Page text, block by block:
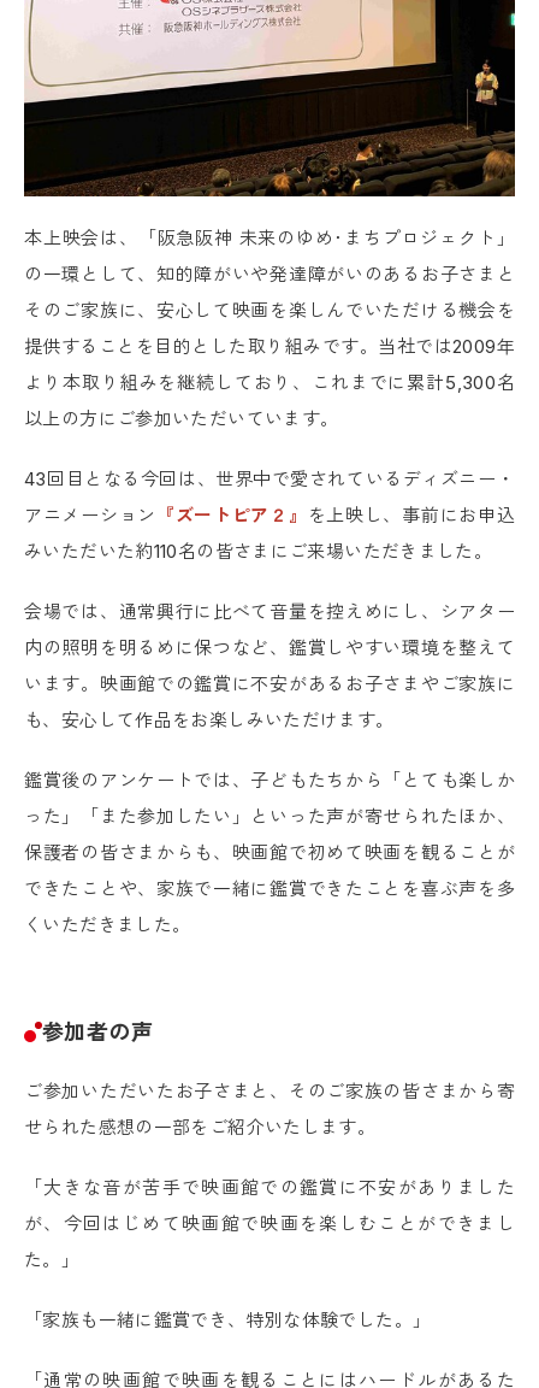
本上映会は、「阪急阪神 未来のゆめ･まちプロジェクト」
の一環として、知的障がいや発達障がいのあるお子さまと
そのご家族に、安心して映画を楽しんでいただける機会を
提供することを目的とした取り組みです。当社では2009年
より本取り組みを継続しており、これまでに累計5,300名
以上の方にご参加いただいています。
43回目となる今回は、世界中で愛されているディズニー・
アニメーション
『ズートピア２』
を上映し、事前にお申込
みいただいた約110名の皆さまにご来場いただきました。
会場では、通常興行に比べて音量を控えめにし、シアター
内の照明を明るめに保つなど、鑑賞しやすい環境を整えて
います。映画館での鑑賞に不安があるお子さまやご家族に
も、安心して作品をお楽しみいただけます。
鑑賞後のアンケートでは、子どもたちから「とても楽しか
った」「また参加したい」といった声が寄せられたほか、
保護者の皆さまからも、映画館で初めて映画を観ることが
できたことや、家族で一緒に鑑賞できたことを喜ぶ声を多
くいただきました。
参加者の声
ご参加いただいたお子さまと、そのご家族の皆さまから寄
せられた感想の一部をご紹介いたします。
「大きな音が苦手で映画館での鑑賞に不安がありました
が、今回はじめて映画館で映画を楽しむことができまし
た。」
「家族も一緒に鑑賞でき、特別な体験でした。」
「通常の映画館で映画を観ることにはハードルがあるた